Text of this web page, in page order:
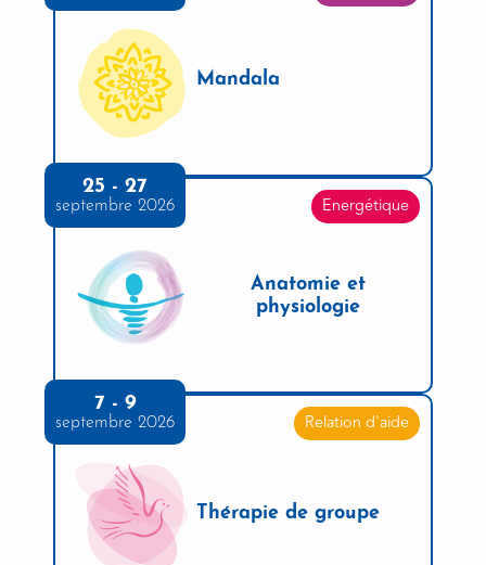
Mandala
25 - 27
septembre 2026 Energétique
Anatomie et
physiologie
7 - 9
septembre 2026 Relation d'aide
Thérapie de groupe